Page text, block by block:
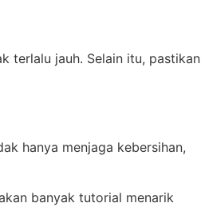
terlalu jauh. Selain itu, pastikan
hanya menjaga kebersihan,
banyak tutorial menarik